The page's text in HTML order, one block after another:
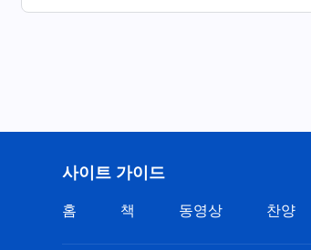
사이트 가이드
홈 책 동영상 찬양